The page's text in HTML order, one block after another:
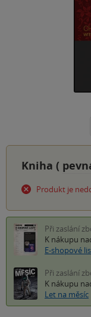
Kniha (
Produkt je
Při zaslání
K nákupu
E-shopové
Při zaslání
K nákupu
Let na měsíc